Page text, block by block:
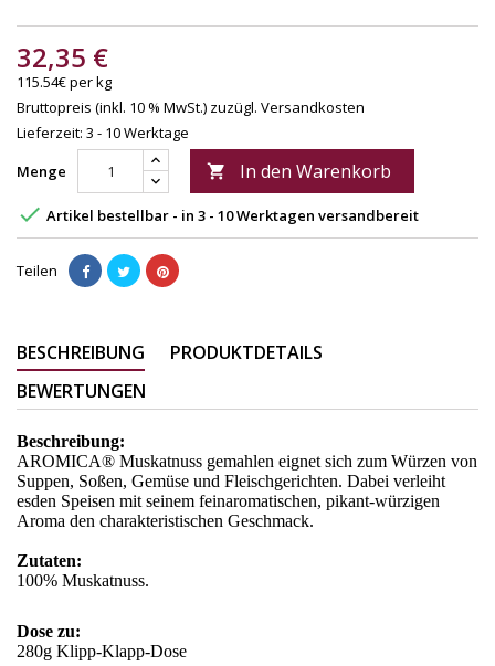
32,35 €
115.54€ per kg
Bruttopreis (inkl. 10 % MwSt.) zuzügl. Versandkosten
Lieferzeit: 3 - 10 Werktage
Menge
 In den Warenkorb
 Artikel bestellbar - in 3 - 10 Werktagen versandbereit
Teilen
BESCHREIBUNG
PRODUKTDETAILS
BEWERTUNGEN
Beschreibung:
AROMICA® Muskatnuss gemahlen eignet sich zum Würzen von
Suppen, Soßen, Gemüse und Fleischgerichten. Dabei verleiht
esden Speisen mit seinem feinaromatischen, pikant-würzigen
Aroma den charakteristischen Geschmack.
Zutaten:
100% Muskatnuss.
Dose zu:
280g Klipp-Klapp-Dose